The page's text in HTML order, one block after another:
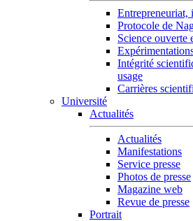
Entrepreneuriat,
Protocole de
Science ouverte
Intégrité
usage
Carrières
Université
Actualités
Actualités
Manifestations
Service presse
Photos de presse
Magazine web
Revue de presse
Portrait